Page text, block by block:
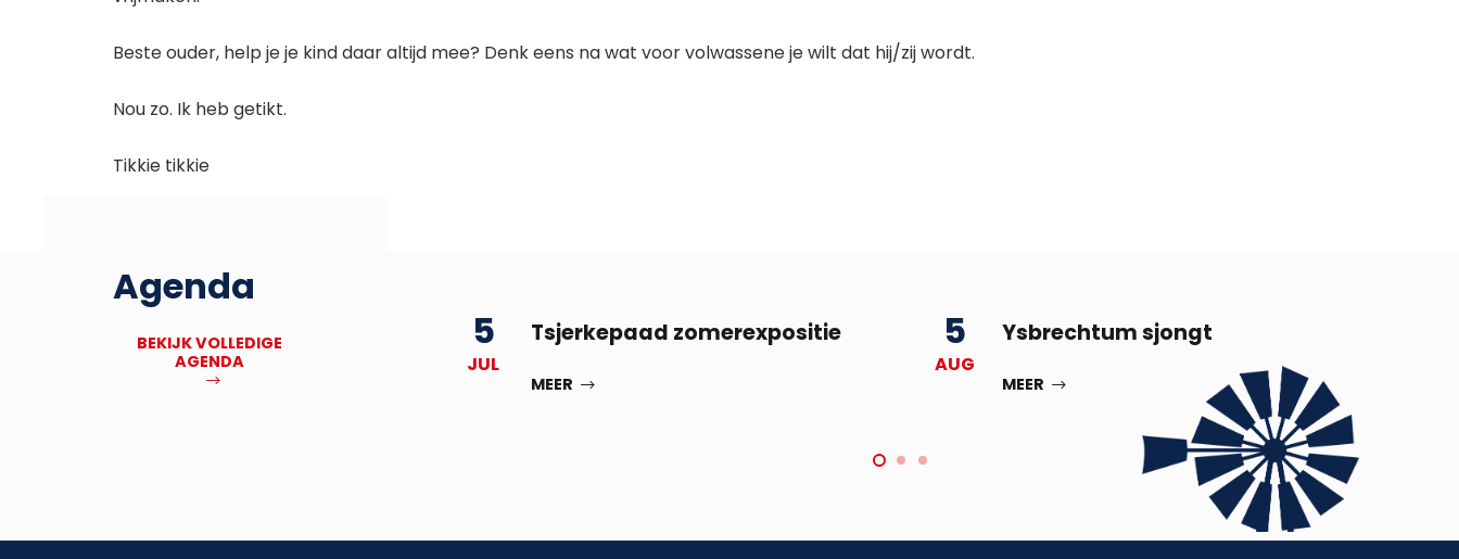
Beste ouder, help je je kind daar altijd mee? Denk eens na wat voor volwassene je wilt dat hij/zij wordt.
Nou zo. Ik heb getikt.
Tikkie tikkie
Agenda
BEKIJK VOLLEDIGE
AGENDA
Deadline Bronbankpraet 5
JUL
Tsjerkepaad zomerexpositie
MEER
5
AUG
Ysbrechtum sjongt
MEER